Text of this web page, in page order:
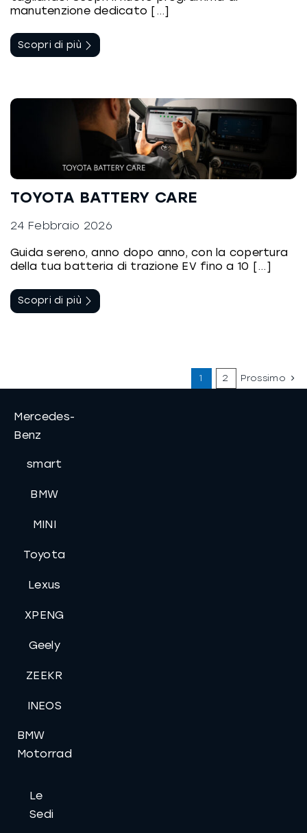
manutenzione dedicato [...]
Scopri di più
TOYOTA BATTERY CARE
24 Febbraio 2026
Guida sereno, anno dopo anno, con la copertura
della tua batteria di trazione EV fino a 10 [...]
Scopri di più
1 2 Prossimo
Mercedes-
Benz
smart
BMW
MINI
Toyota
Lexus
XPENG
Geely
ZEEKR
INEOS
BMW
Motorrad
Le
Sedi